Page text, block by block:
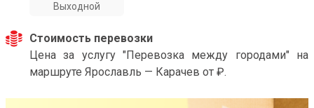
Выходной
Стоимость перевозки
Цена за услугу "Перевозка между городами" на
маршруте Ярославль — Карачев от ₽.